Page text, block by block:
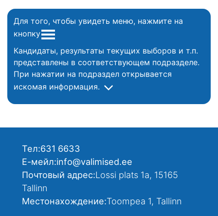
Для того, чтобы увидеть меню, нажмите на
кнопку
Кандидаты, результаты текущих выборов и т.п.
представлены в соответствующем подразделе.
При нажатии на подраздел открывается
искомая информация.
Тел:631 6633
Е-мейл:info@valimised.ee
Почтовый адрес:Lossi plats 1a, 15165
Tallinn
Местонахождение:Toompea 1, Tallinn